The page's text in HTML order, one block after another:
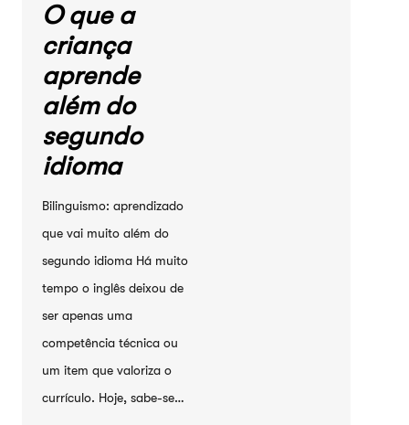
O que a
criança
aprende
além do
segundo
idioma
Bilinguismo: aprendizado
que vai muito além do
segundo idioma Há muito
tempo o inglês deixou de
ser apenas uma
competência técnica ou
um item que valoriza o
currículo. Hoje, sabe-se…